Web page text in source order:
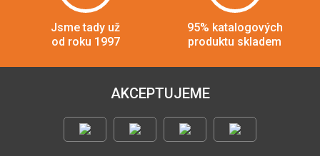
Jsme tady už
od roku 1997
95% katalogových
produktu skladem
AKCEPTUJEME